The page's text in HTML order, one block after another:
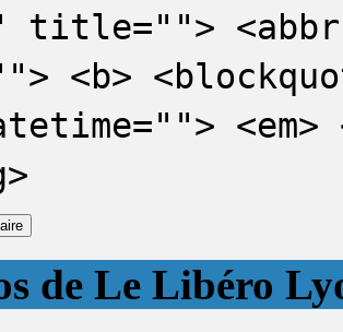
title="">
<b>
de Le Libéro